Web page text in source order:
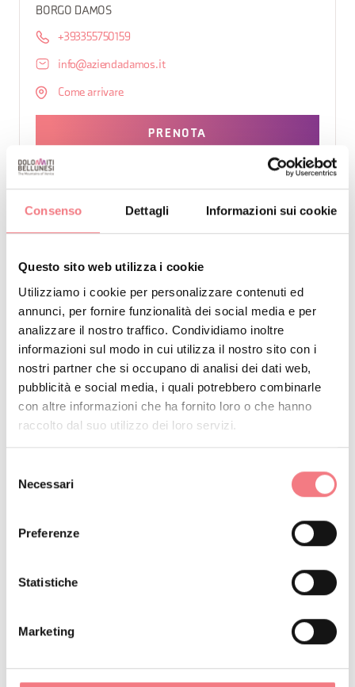
Consenso Dettagli Informazioni sui cookie
Questo sito web utilizza i cookie
Utilizziamo i cookie per personalizzare contenuti ed
annunci, per fornire funzionalità dei social media e per
analizzare il nostro traffico. Condividiamo inoltre
informazioni sul modo in cui utilizza il nostro sito con i
nostri partner che si occupano di analisi dei dati web,
pubblicità e social media, i quali potrebbero combinarle
con altre informazioni che ha fornito loro o che hanno
raccolto dal suo utilizzo dei loro servizi.
delNecessari
Preferenze
Statistiche
Marketing
BORGO DAMOS
+393355750159
info@aziendadamos.it
Come arrivare
PRENOTA
L'agriturismo offre tre camere accoglienti, di cui una è
specificamente attrezzata per ospitare anche gli
animali domestici. Gli ospiti possono quindi godersi un
soggiorno immerso nella natura senza rinunciare alla
compagnia dei propri amici a quattro zampe.
La prima colazione viene servita ogni mattina in una
saletta accogliente al piano terra. Durante la stagione
tranquillità per iniziare la giornata con un tocco di
antibagno, dotato di lavatrice per garantire la massima
per offrire praticità e comfort, permettendo a chi